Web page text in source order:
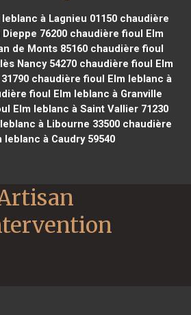
à Lagnieu 01150 chaudière
76200chaudière fioul Elm
de Monts 85160chaudière fioul
Nancy 54270chaudière fioul Elm
chaudière fioul Elm leblanc à
fioul Elm leblanc à Granville
Elm leblanc à Saint Vallier 71230
à Libourne 33500chaudière
leblanc à Caudry 59540